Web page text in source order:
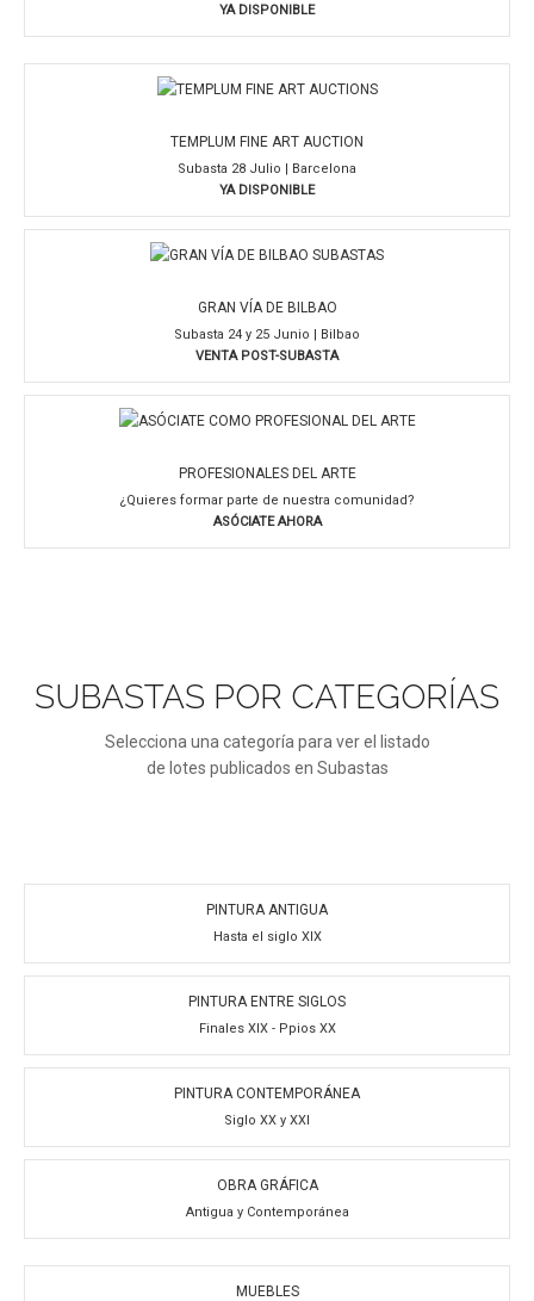
YA DISPONIBLE
TEMPLUM FINE ART AUCTION
Subasta 28 Julio | Barcelona
YA DISPONIBLE
GRAN VÍA DE BILBAO
Subasta 24 y 25 Junio | Bilbao
VENTA POST-SUBASTA
PROFESIONALES DEL ARTE
¿Quieres formar parte de nuestra comunidad?
ASÓCIATE AHORA
SUBASTAS POR CATEGORÍAS
Selecciona una categoría para ver el listado
de lotes publicados en Subastas
PINTURA ANTIGUA
Hasta el siglo XIX
PINTURA ENTRE SIGLOS
Finales XIX - Ppios XX
PINTURA CONTEMPORÁNEA
Siglo XX y XXI
OBRA GRÁFICA
Antigua y Contemporánea
MUEBLES